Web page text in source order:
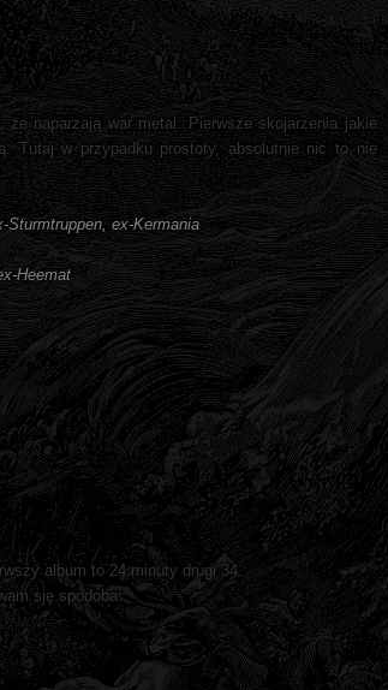
że naparzają war metal. Pierwsze skojarzenia jakie
Tutaj w przypadku prostoty, absolutnie nic to nie
Sturmtruppen, ex-Kermania
Heemat
album to 24 minuty drugi 34.
się spodoba.